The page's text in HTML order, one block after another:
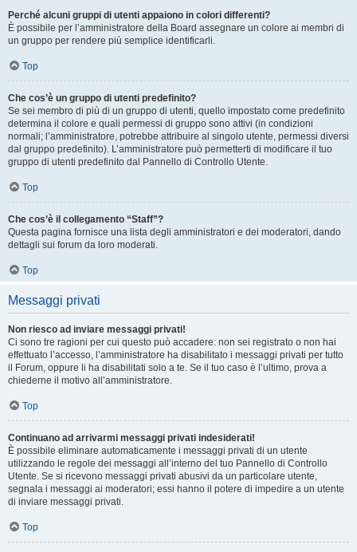
Perché alcuni gruppi di utenti appaiono in colori differenti?
È possibile per l’amministratore della Board assegnare un colore ai membri di
un gruppo per rendere più semplice identificarli.
Top
Che cos’è un gruppo di utenti predefinito?
Se sei membro di più di un gruppo di utenti, quello impostato come predefinito
determina il colore e quali permessi di gruppo sono attivi (in condizioni
normali; l’amministratore, potrebbe attribuire al singolo utente, permessi diversi
dal gruppo predefinito). L’amministratore può permetterti di modificare il tuo
gruppo di utenti predefinito dal Pannello di Controllo Utente.
Top
Che cos’è il collegamento “Staff”?
Questa pagina fornisce una lista degli amministratori e dei moderatori, dando
dettagli sui forum da loro moderati.
Top
Messaggi privati
Non riesco ad inviare messaggi privati!
Ci sono tre ragioni per cui questo può accadere: non sei registrato o non hai
effettuato l’accesso, l’amministratore ha disabilitato i messaggi privati per tutto
il Forum, oppure li ha disabilitati solo a te. Se il tuo caso è l’ultimo, prova a
chiederne il motivo all’amministratore.
Top
Continuano ad arrivarmi messaggi privati indesiderati!
È possibile eliminare automaticamente i messaggi privati ​​di un utente
utilizzando le regole dei messaggi all’interno del tuo Pannello di Controllo
Utente. Se si ricevono messaggi privati ​​abusivi da un particolare utente,
segnala i messaggi ai moderatori; essi hanno il potere di impedire a un utente
di inviare messaggi privati​​.
Top